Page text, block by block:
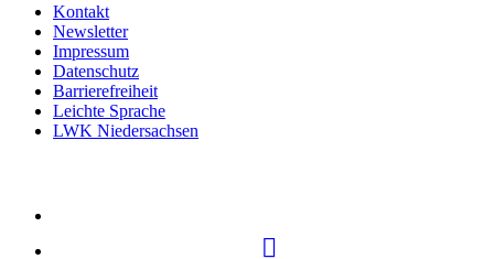
Kontakt
Newsletter
Impressum
Datenschutz
Barrierefreiheit
Leichte Sprache
LWK Niedersachsen